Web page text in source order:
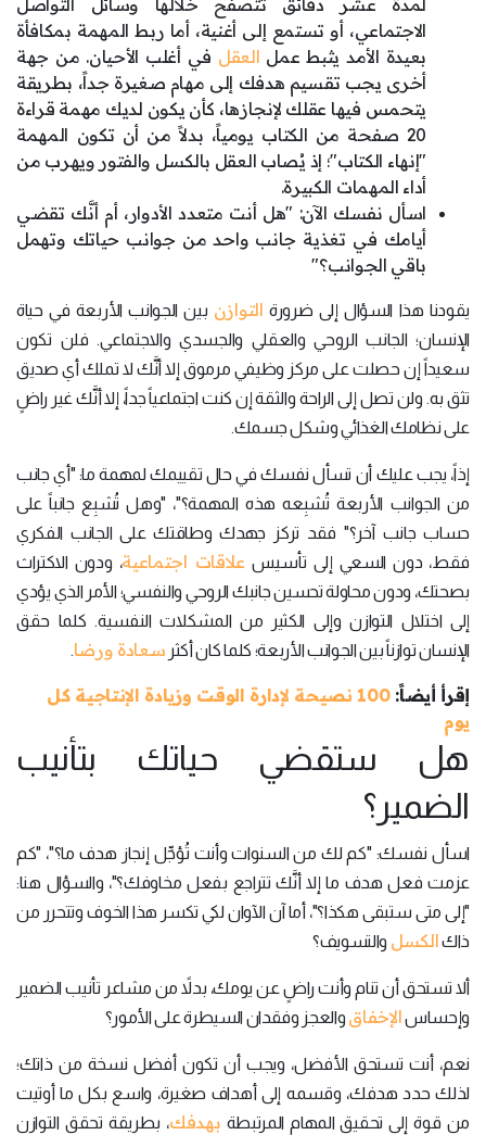
لمدة عشر دقائق تتصفح خلالها وسائل التواصل
الاجتماعي، أو تستمع إلى أغنية، أما ربط المهمة بمكافأة
بعيدة الأمد يثبط عمل العقل في أغلب الأحيان. من جهة
أخرى يجب تقسيم هدفك إلى مهام صغيرة جداً، بطريقة
يتحمس فيها عقلك لإنجازها، كأن يكون لديك مهمة قراءة
20 صفحة من الكتاب يومياً، بدلاً من أن تكون المهمة
"إنهاء الكتاب"؛ إذ يُصاب العقل بالكسل والفتور ويهرب من
أداء المهمات الكبيرة.
اسأل نفسك الآن: "هل أنت متعدد الأدوار، أم أنَّك تقضي
أيامك في تغذية جانب واحد من جوانب حياتك وتهمل
باقي الجوانب؟"
يقودنا هذا السؤال إلى ضرورة التوازن بين الجوانب الأربعة في حياة
الإنسان؛ الجانب الروحي والعقلي والجسدي والاجتماعي. فلن تكون
سعيداً إن حصلت على مركز وظيفي مرموق إلا أنَّك لا تملك أي صديق
تثق به. ولن تصل إلى الراحة والثقة إن كنت اجتماعياً جداً، إلا أنَّك غير راضٍ
على نظامك الغذائي وشكل جسمك.
إذاً، يجب عليك أن تسأل نفسك في حال تقييمك لمهمة ما: "أي جانب
من الجوانب الأربعة تُشبِعه هذه المهمة؟"، "وهل تُشبِع جانباً على
حساب جانب آخر؟" فقد تركز جهدك وطاقتك على الجانب الفكري
فقط، دون السعي إلى تأسيس علاقات اجتماعية، ودون الاكتراث
بصحتك، ودون محاولة تحسين جانبك الروحي والنفسي؛ الأمر الذي يؤدي
إلى اختلال التوازن وإلى الكثير من المشكلات النفسية. كلما حقق
الإنسان توازناً بين الجوانب الأربعة؛ كلما كان أكثر سعادة ورضا.
إقرأ أيضاً:
100 نصيحة لإدارة الوقت وزيادة الإنتاجية كل
يوم
هل ستقضي حياتك بتأنيب
الضمير؟
اسأل نفسك: "كم لك من السنوات وأنت تُؤجِّل إنجاز هدف ما؟"، "كم
عزمت فعل هدف ما إلا أنَّك تتراجع بفعل مخاوفك؟"، والسؤال هنا:
"إلى متى ستبقى هكذا؟"، أما آن الآوان لكي تكسر هذا الخوف وتتحرر من
ذاكالكسل والتسويف؟
ألا تستحق أن تنام وأنت راضٍ عن يومك، بدلاً من مشاعر تأنيب الضمير
وإحساسالإخفاق والعجز وفقدان السيطرة على الأمور؟
نعم، أنت تستحق الأفضل، ويجب أن تكون أفضل نسخة من ذاتك؛
لذلك حدد هدفك، وقسمه إلى أهداف صغيرة، واسع بكل ما أوتيت
من قوة إلى تحقيق المهام المرتبطة بهدفك، بطريقة تحقق التوازن